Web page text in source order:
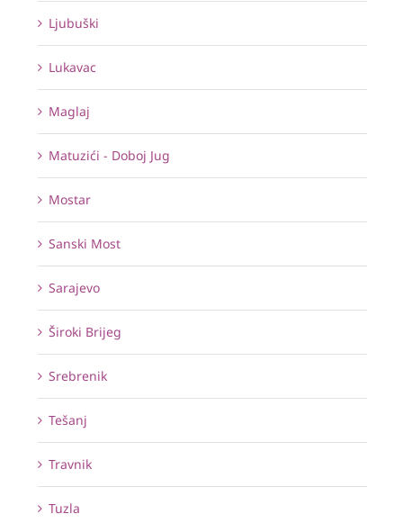
Ljubuški
Lukavac
Maglaj
Matuzići - Doboj Jug
Mostar
Sanski Most
Sarajevo
Široki Brijeg
Srebrenik
Tešanj
Travnik
Tuzla